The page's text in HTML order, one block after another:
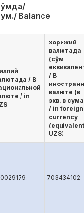
Balance
/ В
/ in
хорижий
валютада
(сўм
/ В
валюте (в
экв. в
/ in foreign
currency
UZS)
703434102